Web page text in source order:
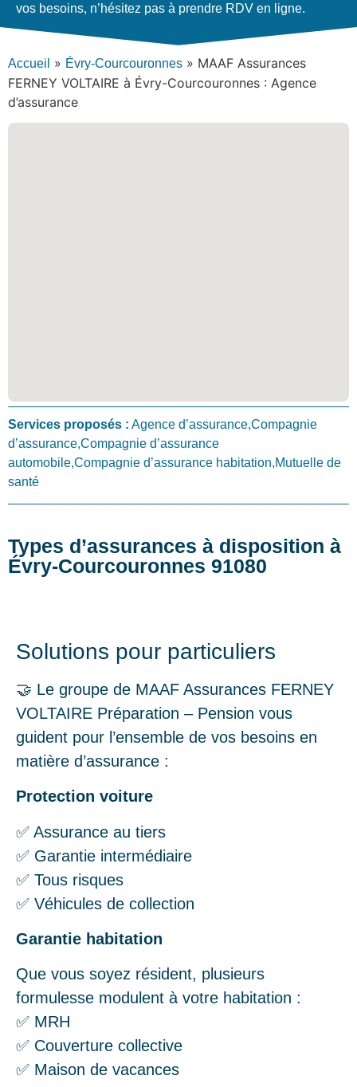
vos besoins, n’hésitez pas à prendre RDV en ligne.
Accueil » Évry-Courcouronnes » MAAF Assurances
FERNEY VOLTAIRE à Évry-Courcouronnes : Agence
d’assurance
Services proposés : Agence d’assurance,Compagnie
d’assurance,Compagnie d’assurance
automobile,Compagnie d’assurance habitation,Mutuelle de
santé
Types d’assurances à disposition à
Évry-Courcouronnes 91080
Solutions pour particuliers
🤝 Le groupe de MAAF Assurances FERNEY
VOLTAIRE Préparation – Pension vous
guident pour l’ensemble de vos besoins en
matière d’assurance :
Protection voiture
✅ Assurance au tiers
✅ Garantie intermédiaire
✅ Tous risques
✅ Véhicules de collection
Garantie habitation
Que vous soyez résident, plusieurs
formulesse modulent à votre habitation :
✅ MRH
✅ Couverture collective
✅ Maison de vacances